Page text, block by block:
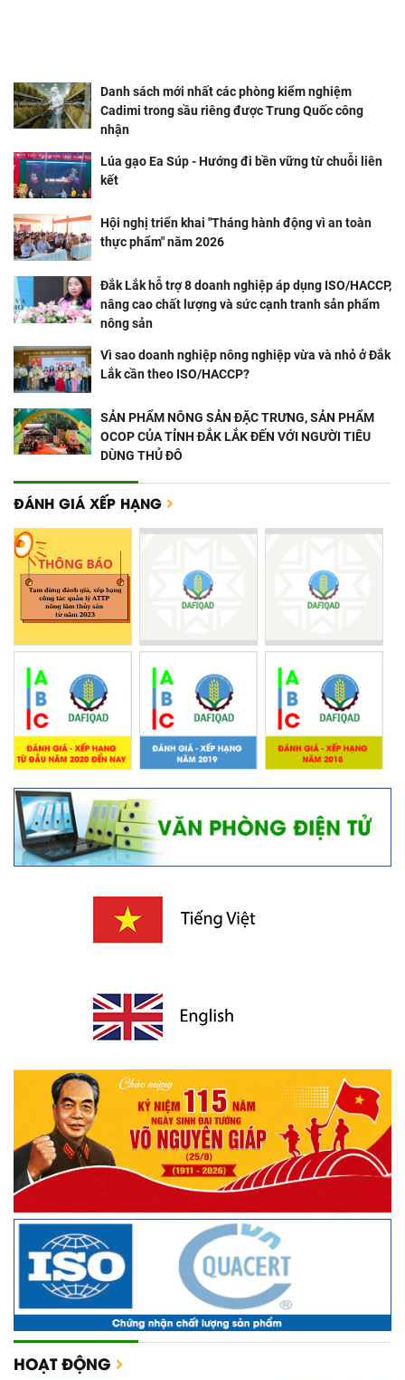
Danh sách mới nhất các phòng kiểm nghiệm
Cadimi trong sầu riêng được Trung Quốc công
nhận
Lúa gạo Ea Súp - Hướng đi bền vững từ chuỗi liên
kết
Hội nghị triển khai "Tháng hành động vì an toàn
thực phẩm" năm 2026
Đắk Lắk hỗ trợ 8 doanh nghiệp áp dụng ISO/HACCP,
nâng cao chất lượng và sức cạnh tranh sản phẩm
nông sản
Vì sao doanh nghiệp nông nghiệp vừa và nhỏ ở Đắk
Lắk cần theo ISO/HACCP?
SẢN PHẨM NÔNG SẢN ĐẶC TRƯNG, SẢN PHẨM
OCOP CỦA TỈNH ĐẮK LẮK ĐẾN VỚI NGƯỜI TIÊU
DÙNG THỦ ĐÔ
ĐÁNH GIÁ XẾP HẠNG
HOẠT ĐỘNG